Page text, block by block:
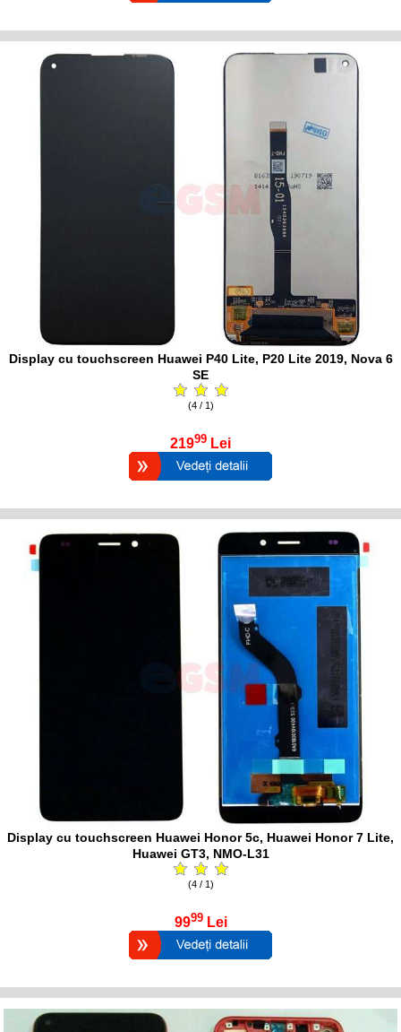
Display cu touchscreen Huawei P40 Lite, P20 Lite 2019, Nova 6
SE
(4 / 1)
21999 Lei
Display cu touchscreen Huawei Honor 5c, Huawei Honor 7 Lite,
Huawei GT3, NMO-L31
(4 / 1)
9999 Lei